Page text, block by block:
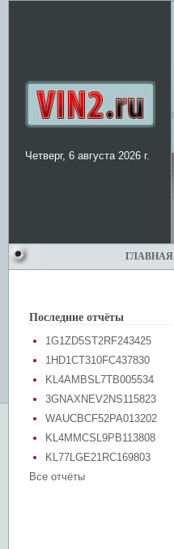
Четверг, 6 августа 2026 г.
ГЛАВНАЯ
Последние отчёты
1G1ZD5ST2RF243425
1HD1CT310FC437830
KL4AMBSL7TB005534
3GNAXNEV2NS115823
WAUCBCF52PA013202
KL4MMCSL9PB113808
KL77LGE21RC169803
Все отчёты